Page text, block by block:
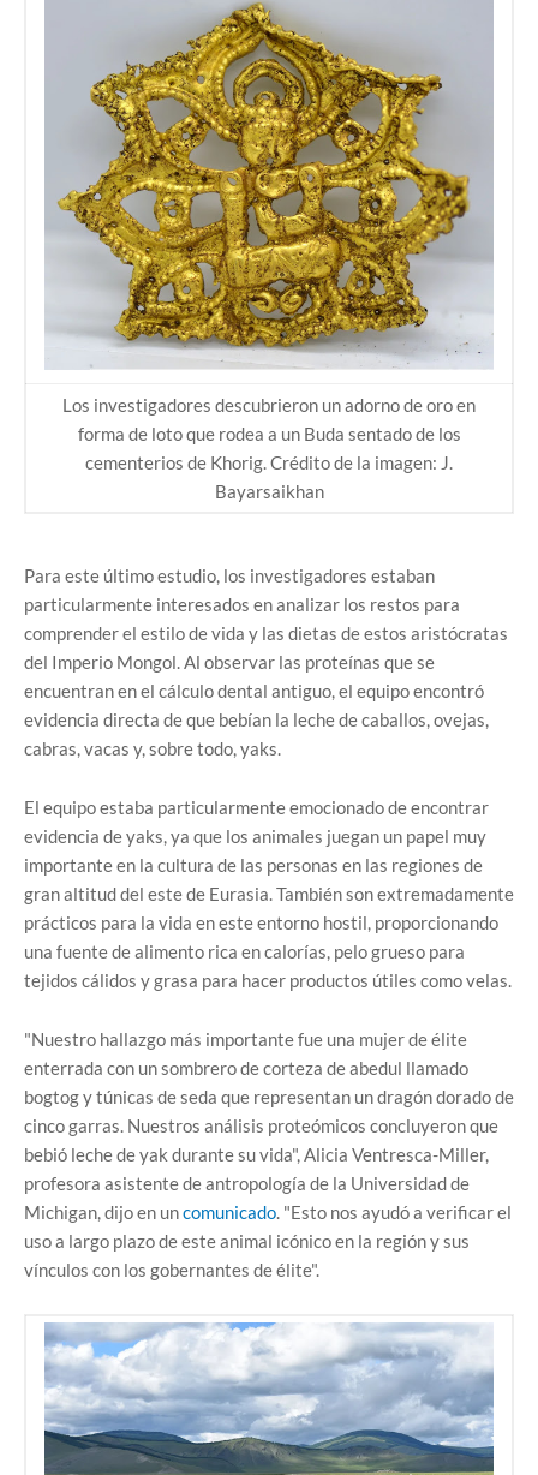
Los investigadores descubrieron un adorno de oro en
forma de loto que rodea a un Buda sentado de los
cementerios de Khorig. Crédito de la imagen: J.
Bayarsaikhan
Para este último estudio, los investigadores estaban
particularmente interesados en analizar los restos para
comprender el estilo de vida y las dietas de estos aristócratas
del Imperio Mongol. Al observar las proteínas que se
encuentran en el cálculo dental antiguo, el equipo encontró
evidencia directa de que bebían la leche de caballos, ovejas,
cabras, vacas y, sobre todo, yaks.
El equipo estaba particularmente emocionado de encontrar
evidencia de yaks, ya que los animales juegan un papel muy
importante en la cultura de las personas en las regiones de
gran altitud del este de Eurasia. También son extremadamente
prácticos para la vida en este entorno hostil, proporcionando
una fuente de alimento rica en calorías, pelo grueso para
tejidos cálidos y grasa para hacer productos útiles como velas.
"Nuestro hallazgo más importante fue una mujer de élite
enterrada con un sombrero de corteza de abedul llamado
bogtog y túnicas de seda que representan un dragón dorado de
cinco garras. Nuestros análisis proteómicos concluyeron que
bebió leche de yak durante su vida", Alicia Ventresca-Miller,
profesora asistente de antropología de la Universidad de
Michigan, dijo en uncomunicado. "Esto nos ayudó a verificar el
uso a largo plazo de este animal icónico en la región y sus
vínculos con los gobernantes de élite".